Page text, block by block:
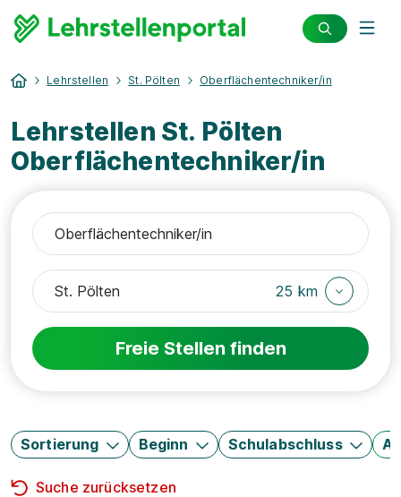
Lehrstellen St. Pölten Oberflächentechniker/in
Lehrstellen St. Pölten
Oberflächentechniker/in
25 km
Freie Stellen finden
Sortierung Beginn Schulabschluss
Suche zurücksetzen